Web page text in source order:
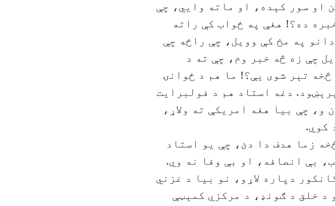
او سور کېده، او ماته وایي، چې
ده؟! هغې په ځواب کې راته
په مخ کې وویل، چې راځه چې
چې زه څه خبر وم، چې ته د
تېر شوی یې؟! ما هم د ځوانۍ
دغه استاد هم د فولبرایت
و، چې بیا هغه امریکې ته ولاړ،
کوي.
زما هدف دا دئ، چې یو استاد
بې انصافه، او بې وفا نه وي.
دپاره لاړو، نو بیا د غزني
د خلق د ګونډ، د مرکزي کمېټې